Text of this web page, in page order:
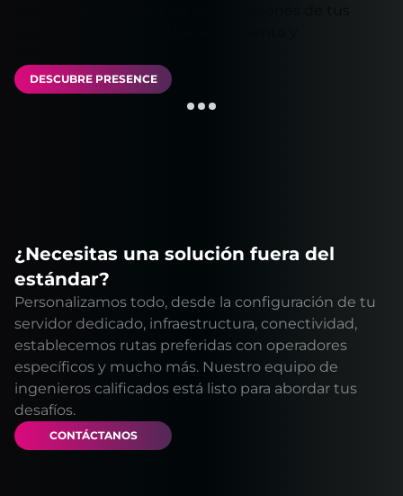
DESCUBRE PRESENCE
¿Necesitas una solución fuera del
estándar?
Personalizamos todo, desde la configuración de tu
servidor dedicado, infraestructura, conectividad,
establecemos rutas preferidas con operadores
específicos y mucho más. Nuestro equipo de
ingenieros calificados está listo para abordar tus
desafíos.
CONTÁCTANOS